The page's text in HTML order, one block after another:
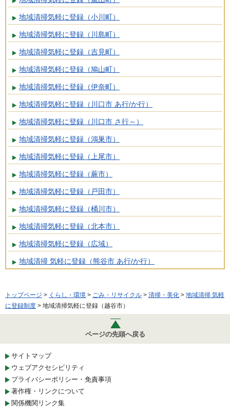
地域清掃気軽に登録（小川町）
地域清掃気軽に登録（川島町）
地域清掃気軽に登録（吉見町）
地域清掃気軽に登録（鳩山町）
地域清掃気軽に登録（伊奈町）
地域清掃気軽に登録（川口市 あ行/か行）
地域清掃気軽に登録（川口市 さ行～）
地域清掃気軽に登録（鴻巣市）
地域清掃気軽に登録（上尾市）
地域清掃気軽に登録（蕨市）
地域清掃気軽に登録（戸田市）
地域清掃気軽に登録（桶川市）
地域清掃気軽に登録（北本市）
地域清掃気軽に登録（広域）
地域清掃 気軽に登録（熊谷市 あ行/か行）
トップページ > くらし・環境 > ごみ・リサイクル > 清掃・美化 > 地域清掃 気軽
に登録制度 > 地域清掃気軽に登録（越谷市）
ページの先頭へ戻る
サイトマップ
ウェブアクセシビリティ
プライバシーポリシー・免責事項
著作権・リンクについて
関係機関リンク集